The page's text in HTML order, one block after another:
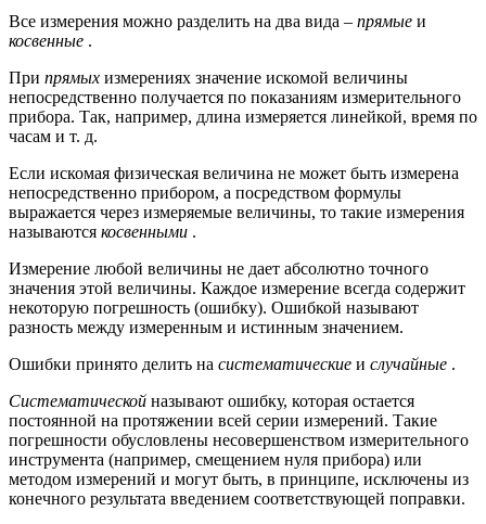
Все измерения можно разделить на два вида – прямые и
косвенные .
При прямых измерениях значение искомой величины
непосредственно получается по показаниям измерительного
прибора. Так, например, длина измеряется линейкой, время по
часам и т. д.
Если искомая физическая величина не может быть измерена
непосредственно прибором, а посредством формулы
выражается через измеряемые величины, то такие измерения
называются косвенными .
Измерение любой величины не дает абсолютно точного
значения этой величины. Каждое измерение всегда содержит
некоторую погрешность (ошибку). Ошибкой называют
разность между измеренным и истинным значением.
Ошибки принято делить на систематические и случайные .
Систематической называют ошибку, которая остается
постоянной на протяжении всей серии измерений. Такие
погрешности обусловлены несовершенством измерительного
инструмента (например, смещением нуля прибора) или
методом измерений и могут быть, в принципе, исключены из
конечного результата введением соответствующей поправки.